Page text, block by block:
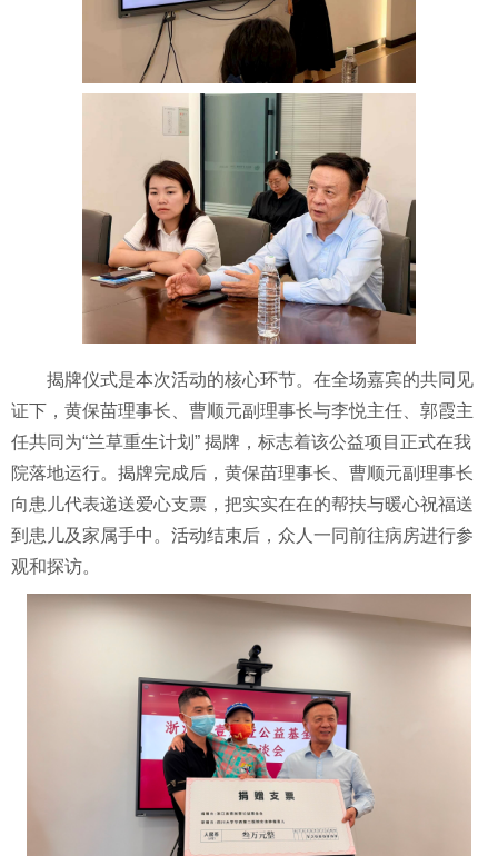
揭牌仪式是本次活动的核心环节。在全场嘉宾的共同见
证下，黄保苗理事长、曹顺元副理事长与李悦主任、郭霞主
任共同为“兰草重生计划” 揭牌，标志着该公益项目正式在我
院落地运行。揭牌完成后，黄保苗理事长、曹顺元副理事长
向患儿代表递送爱心支票，把实实在在的帮扶与暖心祝福送
到患儿及家属手中。活动结束后，众人一同前往病房进行参
观和探访。